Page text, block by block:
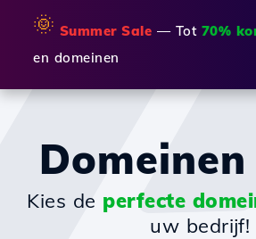
🌞 Summer Sale — Tot 70%
en domeinen
Domeinen
Kies de perfecte
uw bedrijf!